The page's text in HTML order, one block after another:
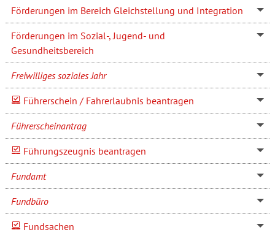
Förderungen im Bereich Gleichstellung und Integration
Förderungen im Sozial-, Jugend- und
Gesundheitsbereich
Freiwilliges soziales Jahr
Führerschein / Fahrerlaubnis beantragen
Führerscheinantrag
Führungszeugnis beantragen
Fundamt
Fundbüro
Fundsachen